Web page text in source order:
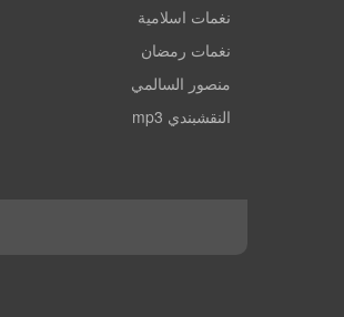
نغمات اسلامية
نغمات رمضان
منصور السالمي
النقشبندي mp3